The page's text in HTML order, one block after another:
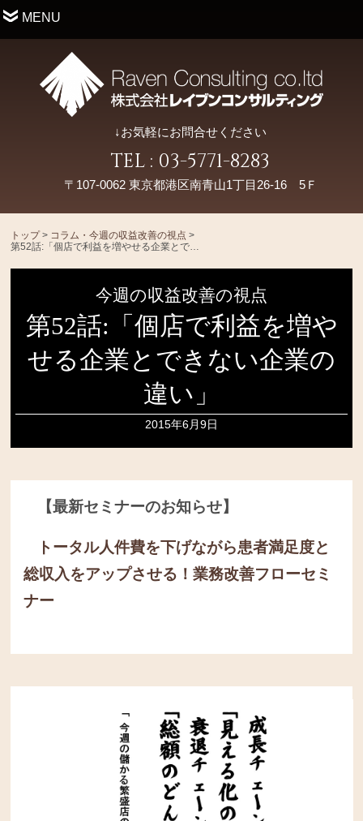
MENU
↓お気軽にお問合せください
TEL : 03-5771-8283
〒107-0062 東京都港区南青山1丁目26-16 5Ｆ
トップ> コラム・今週の収益改善の視点 >
今週の収益改善の視点
第52話:「個店で利益を増や
せる企業とできない企業の
違い」
2015年6月9日
【最新セミナーのお知らせ】
トータル人件費を下げながら患者満足度と
総収入をアップさせる！業務改善フローセミ
ナー